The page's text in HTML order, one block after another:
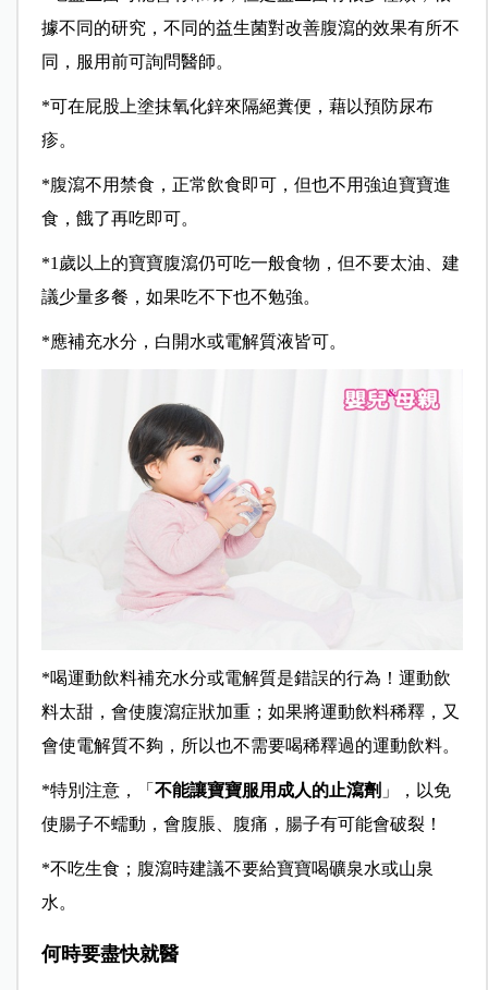
據不同的研究，不同的益生菌對改善腹瀉的效果有所不
同，服用前可詢問醫師。
*可在屁股上塗抹氧化鋅來隔絕糞便，藉以預防尿布
疹。
*腹瀉不用禁食，正常飲食即可，但也不用強迫寶寶進
食，餓了再吃即可。
*1歲以上的寶寶腹瀉仍可吃一般食物，但不要太油、建
議少量多餐，如果吃不下也不勉強。
*應補充水分，白開水或電解質液皆可。
*喝運動飲料補充水分或電解質是錯誤的行為！運動飲
料太甜，會使腹瀉症狀加重；如果將運動飲料稀釋，又
會使電解質不夠，所以也不需要喝稀釋過的運動飲料。
*特別注意，「 不能讓寶寶服用成人的止瀉劑 」，以免
使腸子不蠕動，會腹脹、腹痛，腸子有可能會破裂！
*不吃生食；腹瀉時建議不要給寶寶喝礦泉水或山泉
水。
何時要盡快就醫